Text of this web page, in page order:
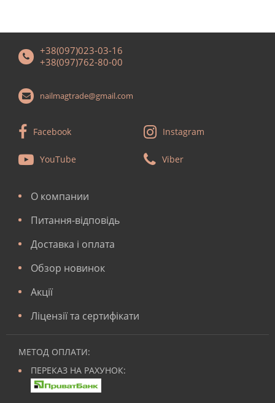
+38(097)023-03-16
+38(097)762-80-00
nailmagtrade@gmail.com
Facebook Instagram
YouTube Viber
О компании
Питання-відповідь
Доставка і оплата
Обзор новинок
Акції
Ліцензії та сертифікати
МЕТОД ОПЛАТИ:
ПЕРЕКАЗ НА РАХУНОК: